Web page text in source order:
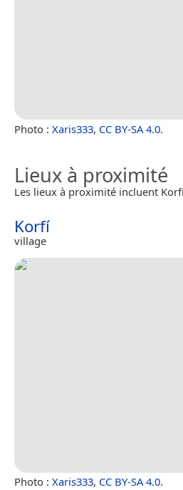
Photo : Xaris333, CC BY-SA 4.0.
Lieux à proximité
Les lieux à proximité incluent
Korfí
village
Photo : Xaris333, CC BY-SA 4.0.